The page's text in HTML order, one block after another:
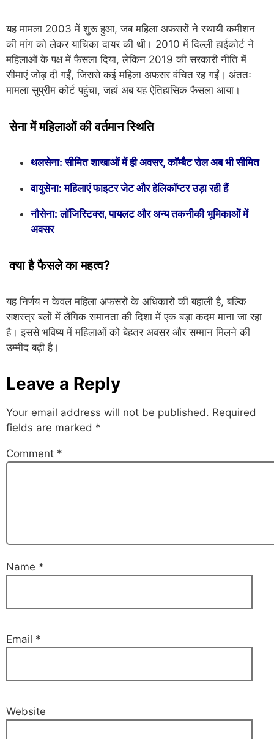
यह मामला 2003 में शुरू हुआ, जब महिला अफसरों ने स्थायी कमीशन
की मांग को लेकर याचिका दायर की थी। 2010 में दिल्ली हाईकोर्ट ने
महिलाओं के पक्ष में फैसला दिया, लेकिन 2019 की सरकारी नीति में
सीमाएं जोड़ दी गईं, जिससे कई महिला अफसर वंचित रह गईं। अंततः
मामला सुप्रीम कोर्ट पहुंचा, जहां अब यह ऐतिहासिक फैसला आया।
सेना में महिलाओं की वर्तमान स्थिति
थलसेना: सीमित शाखाओं में ही अवसर, कॉम्बैट रोल अब भी सीमित
वायुसेना: महिलाएं फाइटर जेट और हेलिकॉप्टर उड़ा रही हैं
नौसेना: लॉजिस्टिक्स, पायलट और अन्य तकनीकी भूमिकाओं में
अवसर
क्या है फैसले का महत्व?
यह निर्णय न केवल महिला अफसरों के अधिकारों की बहाली है, बल्कि
सशस्त्र बलों में लैंगिक समानता की दिशा में एक बड़ा कदम माना जा रहा
है। इससे भविष्य में महिलाओं को बेहतर अवसर और सम्मान मिलने की
उम्मीद बढ़ी है।
Leave a Reply
Your email address will not be published. Required
fields are marked *
Comment *
Name *
Email *
Website